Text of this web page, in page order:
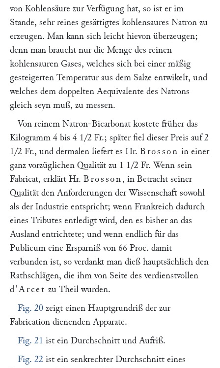
von Kohlensäure zur Verfügung hat, so ist er im
Stande, sehr reines gesättigtes kohlensaures Natron zu
erzeugen. Man kann sich leicht hievon überzeugen;
denn man braucht nur die Menge des reinen
kohlensauren Gases, welches sich bei einer mäßig
gesteigerten Temperatur aus dem Salze entwikelt, und
welches dem doppelten Aequivalente des Natrons
gleich seyn muß, zu messen.
Von reinem Natron-Bicarbonat kostete früher das
Kilogramm 4 bis 4 1/2 Fr.; später fiel dieser Preis auf 2
1/2 Fr., und dermalen liefert es Hr. Brosson in einer
ganz vorzüglichen Qualität zu 1 1/2 Fr. Wenn sein
Fabricat, erklärt Hr. Brosson , in Betracht seiner
Qualität den Anforderungen der Wissenschaft sowohl
als der Industrie entspricht; wenn Frankreich dadurch
eines Tributes entledigt wird, den es bisher an das
Ausland entrichtete; und wenn endlich für das
Publicum eine Ersparniß von 66 Proc. damit
verbunden ist, so verdankt man dieß hauptsächlich den
Rathschlägen, die ihm von Seite des verdienstvollen
d'Arcet zu Theil wurden.
Fig. 20 zeigt einen Hauptgrundriß der zur
Fabrication dienenden Apparate.
Fig. 21 ist ein Durchschnitt und Aufriß.
Fig. 22 ist ein senkrechter Durchschnitt eines